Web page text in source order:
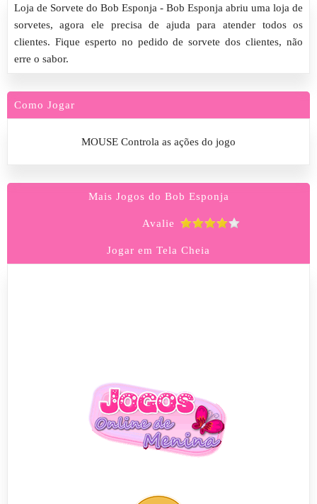
Loja de Sorvete do Bob Esponja - Bob Esponja abriu uma loja de
sorvetes, agora ele precisa de ajuda para atender todos os
clientes. Fique esperto no pedido de sorvete dos clientes, não
erre o sabor.
Como Jogar
MOUSE Controla as ações do jogo
Mais Jogos do Bob Esponja
Avalie
Jogar em Tela Cheia